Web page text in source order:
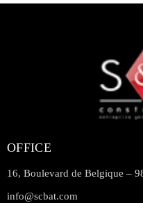
OFFICE
16, Boulevard de Belgique –
info@scbat.com